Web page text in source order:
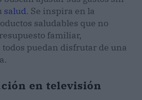
salud. Se inspira en la
saludables que no
familiar,
todos puedan disfrutar de una
en televisión